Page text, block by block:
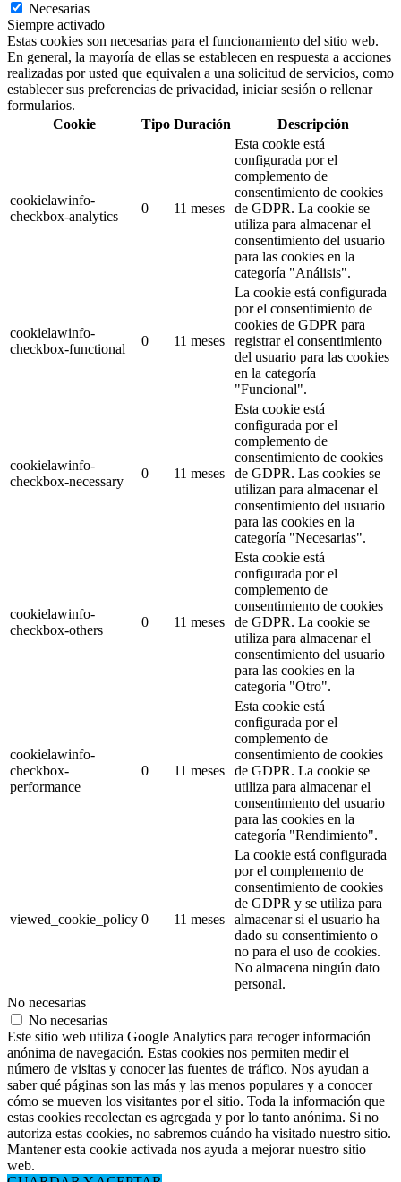
Necesarias
Siempre activado
Estas cookies son necesarias para el funcionamiento del sitio web.
En general, la mayoría de ellas se establecen en respuesta a acciones
realizadas por usted que equivalen a una solicitud de servicios, como
establecer sus preferencias de privacidad, iniciar sesión o rellenar
formularios.
Cookie
Tipo Duración Descripción
cookielawinfo-
checkbox-analytics
0 11 meses
Esta cookie está
configurada por el
complemento de
consentimiento de cookies
de GDPR. La cookie se
utiliza para almacenar el
consentimiento del usuario
para las cookies en la
categoría "Análisis".
cookielawinfo-
checkbox-functional
0 11 meses
La cookie está configurada
por el consentimiento de
cookies de GDPR para
registrar el consentimiento
del usuario para las cookies
en la categoría
"Funcional".
cookielawinfo-
checkbox-necessary
0 11 meses
Esta cookie está
configurada por el
complemento de
consentimiento de cookies
de GDPR. Las cookies se
utilizan para almacenar el
consentimiento del usuario
para las cookies en la
categoría "Necesarias".
cookielawinfo-
checkbox-others
0 11 meses
Esta cookie está
configurada por el
complemento de
consentimiento de cookies
de GDPR. La cookie se
utiliza para almacenar el
consentimiento del usuario
para las cookies en la
categoría "Otro".
cookielawinfo-
checkbox-
performance
0 11 meses
Esta cookie está
configurada por el
complemento de
consentimiento de cookies
de GDPR. La cookie se
utiliza para almacenar el
consentimiento del usuario
para las cookies en la
categoría "Rendimiento".
viewed_cookie_policy 0 11 meses
La cookie está configurada
por el complemento de
consentimiento de cookies
de GDPR y se utiliza para
almacenar si el usuario ha
dado su consentimiento o
no para el uso de cookies.
No almacena ningún dato
personal.
No necesarias
No necesarias
Este sitio web utiliza Google Analytics para recoger información
anónima de navegación. Estas cookies nos permiten medir el
número de visitas y conocer las fuentes de tráfico. Nos ayudan a
saber qué páginas son las más y las menos populares y a conocer
cómo se mueven los visitantes por el sitio. Toda la información que
estas cookies recolectan es agregada y por lo tanto anónima. Si no
autoriza estas cookies, no sabremos cuándo ha visitado nuestro sitio.
Mantener esta cookie activada nos ayuda a mejorar nuestro sitio
web.